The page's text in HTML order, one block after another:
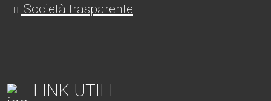
Società trasparente
LINK UTILI